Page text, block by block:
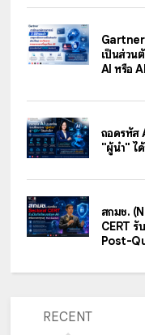
Gartner
เป็นส่วน
AI หรือ
ถอดรหัส
"ผู้นำ" ได้
สกมช.
CERT รั
Post-
RECENT